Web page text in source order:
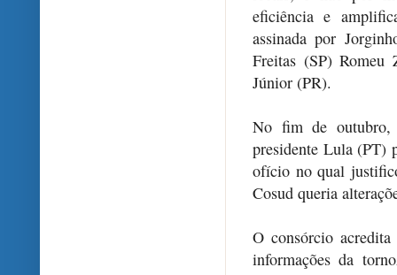
eficiência e
assinada por
Freitas (SP) Romeu
Júnior (PR).
No fim de outubro,
presidente Lula (PT)
ofício no qual
Cosud queria
O consórcio
informações da